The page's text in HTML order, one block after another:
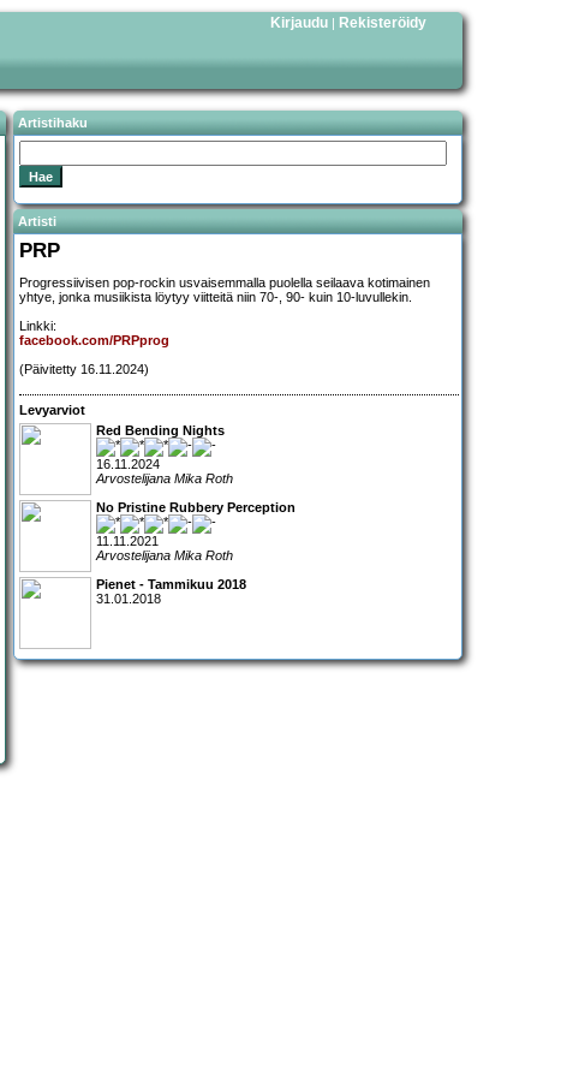
Kirjaudu | Rekisteröidy
Artistihaku
Artisti
PRP
Progressiivisen pop-rockin usvaisemmalla puolella seilaava kotimainen
yhtye, jonka musiikista löytyy viitteitä niin 70-, 90- kuin 10-luvullekin.
Linkki:
facebook.com/PRPprog
(Päivitetty 16.11.2024)
Levyarviot
Red Bending Nights
16.11.2024
Arvostelijana Mika Roth
No Pristine Rubbery Perception
11.11.2021
Arvostelijana Mika Roth
Pienet - Tammikuu 2018
31.01.2018